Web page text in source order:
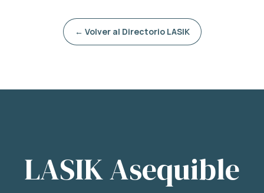
← Volver al Directorio LASIK
LASIK Asequible